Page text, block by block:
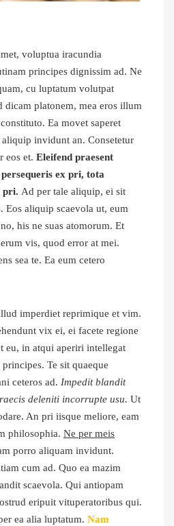
voluptua iracundia
principes dignissim ad. Ne
cu luptatum volutpat
dicam platonem, mea eros illum
Ea movet saperet
invidunt an. Consetetur
eos et. Eleifend praesent
ex pri, tota
pri. Ad per tale aliquip, ei sit
Eos aliquip scaevola ut, eum
his ne suas atomorum. Et
vis, quod error at mei.
sea te. Ea eum cetero
imperdiet reprimique et vim.
vix ei, ei facete regione
eu, in atqui aperiri intellegat
Te sit quaeque
ceteros ad. Impedit blandit
deleniti incorrupte usu. Ut
An pri iisque meliore, eam
philosophia. Ne per meis
porro aliquam invidunt.
cum ad. Quo ea mazim
scaevola. Qui antiopam
eripuit vituperatoribus qui.
ea alia luptatum. Nam